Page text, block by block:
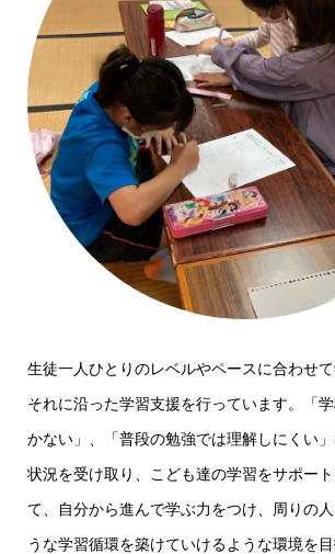
生徒一人ひとりのレベルやペースに合わせて
それに沿った学習支援を行っています。「
かない」、「普段の勉強では理解しにくい
状況を受け取り、こども達の学習をサポー
て、自分から進んで学ぶ力をつけ、周りの
うな学習循環を築けていけるような環境を目